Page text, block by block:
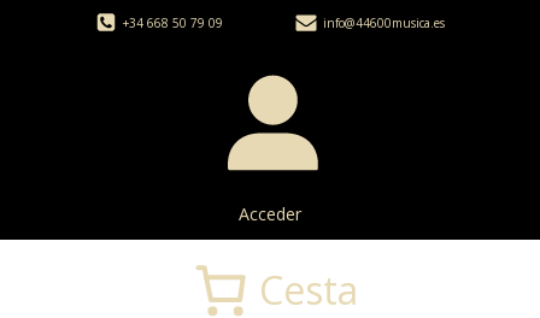
+34 668 50 79 09 info@44600musica.es
Acceder
Cesta